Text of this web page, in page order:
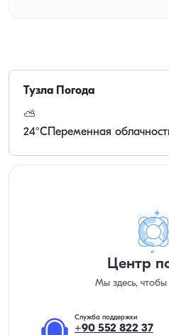
Тузла Погода
⛅
24°C Переменная
Центр
Мы здесь,
Служба поддержки
+90 552 822 37